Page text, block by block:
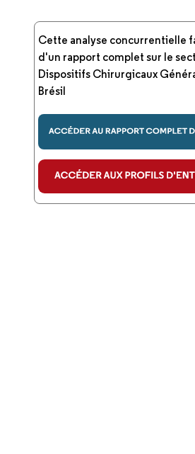
Cette analyse concurrentielle
d'un rapport complet sur le
Dispositifs Chirurgicaux
Brésil